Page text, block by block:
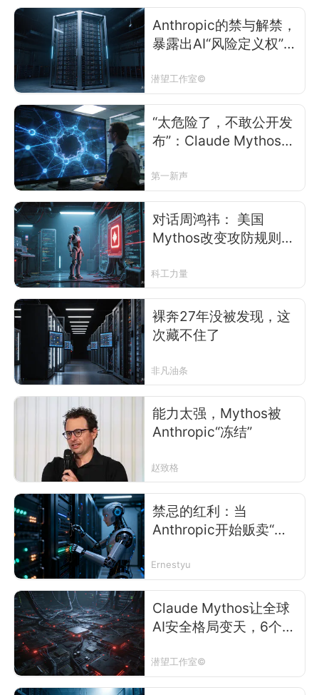
Anthropic的禁与解禁，
暴露出AI“风险定义权”在
潜望工作室©
“太危险了，不敢公开发
布”：Claude Mythos为
第一新声
对话周鸿祎： 美国
Mythos改变攻防规则，
武器”
科工力量
裸奔27年没被发现，这
次藏不住了
非凡油条
能力太强，Mythos被
Anthropic“冻结”
赵致格
禁忌的红利：当
Anthropic开始贩卖“末
Ernestyu
Claude Mythos让全球
AI安全格局变天，6个原
潜望工作室©